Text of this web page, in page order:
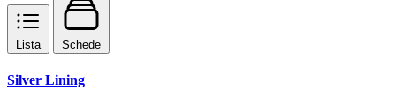
Lista Schede
Silver Lining